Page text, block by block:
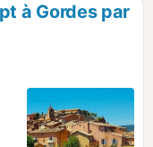
à Gordes par